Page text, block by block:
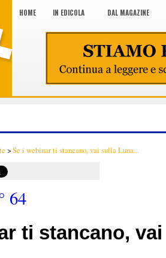
HOME IN EDICOLA DAL MAGAZINE
>Se i webinar ti stancano, vai sulla Luna...
64
ti stancano,